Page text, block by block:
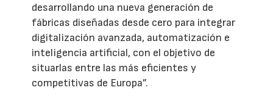
desarrollando una nueva generación de
fábricas diseñadas desde cero para integrar
digitalización avanzada, automatización e
inteligencia artificial, con el objetivo de
situarlas entre las más eficientes y
competitivas de Europa”.